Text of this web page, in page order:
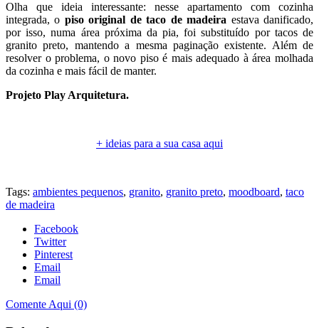
Olha que ideia interessante: nesse apartamento com cozinha
integrada, o piso original de taco de madeira estava danificado,
por isso, numa área próxima da pia, foi substituído por tacos de
granito preto, mantendo a mesma paginação existente. Além de
resolver o problema, o novo piso é mais adequado à área molhada
da cozinha e mais fácil de manter.
Projeto Play Arquitetura.
+ ideias para a sua casa aqui
Tags: ambientes pequenos, granito, granito preto, moodboard, taco
de madeira
Facebook
Twitter
Pinterest
Email
Email
Comente Aqui (0)